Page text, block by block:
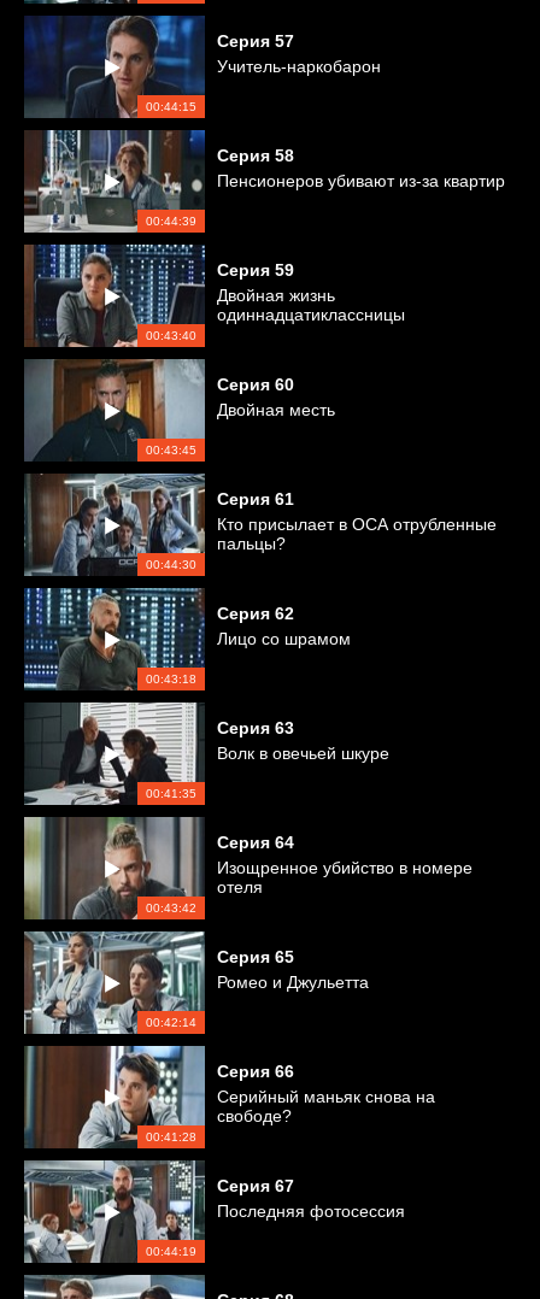
00:44:15
Серия 57
Учитель-наркобарон
00:44:39
Серия 58
Пенсионеров убивают из-за квартир
00:43:40
Серия 59
Двойная жизнь
одиннадцатиклассницы
00:43:45
Серия 60
Двойная месть
00:44:30
Серия 61
Кто присылает в ОСА отрубленные
пальцы?
00:43:18
Серия 62
Лицо со шрамом
00:41:35
Серия 63
Волк в овечьей шкуре
00:43:42
Серия 64
Изощренное убийство в номере
отеля
00:42:14
Серия 65
Ромео и Джульетта
00:41:28
Серия 66
Серийный маньяк снова на
свободе?
00:44:19
Серия 67
Последняя фотосессия